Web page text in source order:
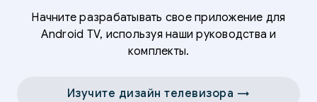
Начните разрабатывать свое приложение для
Android TV, используя наши руководства и
комплекты.
Изучите дизайн телевизора →